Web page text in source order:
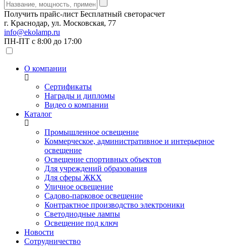
Получить прайс-лист Бесплатный светорасчет
г. Краснодар, ул. Московская, 77
info@ekolamp.ru
ПН-ПТ с 8:00 до 17:00
О компании
Сертификаты
Награды и дипломы
Видео о компании
Каталог
Промышленное освещение
Коммерческое, административное и интерьерное
освещение
Освещение спортивных объектов
Для учреждений образования
Для сферы ЖКХ
Уличное освещение
Садово-парковое освещение
Контрактное производство электроники
Светодиодные лампы
Освещение под ключ
Новости
Сотрудничество